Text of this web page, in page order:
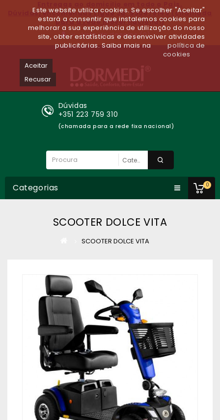
Dúvidas/encomendas Ligue Já: 930679140 (chamada
para a rede móvel nacional)
Lista de desejos (0)
0
Dúvidas
+351 223 759 310
(chamada para a rede fixa nacional)
Categorias
SCOOTER DOLCE VITA
SCOOTER DOLCE VITA
Este website utiliza cookies. Se escolher "Aceitar"
estará a consentir que instalemos cookies para
melhorar a sua experiência de utilização do nosso
site, obter estatísticas e desenvolver atividades
publicitárias. Saiba mais na
política de
cookies
Aceitar
Recusar